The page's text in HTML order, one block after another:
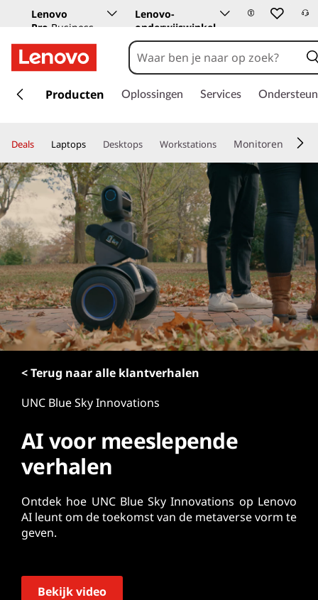
Lenovo
Pro Business
Store
Lenovo-
onderwijswinkel
a
a
d
e
h
o
o
f
d
i
n
h
o
u
Producten Oplossingen Services
Deals Laptops Desktops Workstations Monitoren
< Terug naar alle klantverhalen
UNC Blue Sky Innovations
AI voor meeslepende
verhalen
Ontdek hoe UNC Blue Sky Innovations op Lenovo
AI leunt om de toekomst van de metaverse vorm te
geven.
Bekijk video